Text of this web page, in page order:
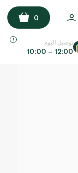
0
توصيل اليوم
10:00 – 12:00